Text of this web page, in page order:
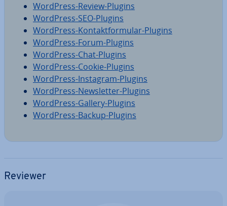
WordPress-Review-Plugins
WordPress-SEO-Plugins
WordPress-Kon­takt­for­mu­lar-Plugins
WordPress-Forum-Plugins
WordPress-Chat-Plugins
WordPress-Cookie-Plugins
WordPress-Instagram-Plugins
WordPress-News­let­ter-Plugins
WordPress-Gallery-Plugins
WordPress-Backup-Plugins
Reviewer